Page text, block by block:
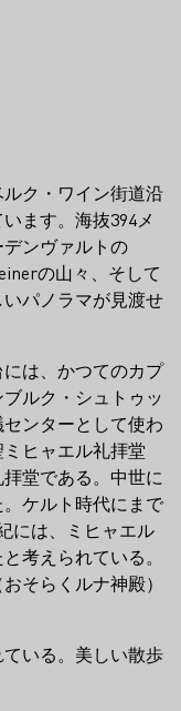
ク・ワイン街道沿
ます。海抜394メ
ンヴァルトの
の山々、そして
パノラマが見渡せ
は、かつてのカプ
ルク・シュトゥッ
ンターとして使わ
ヒャエル礼拝堂
堂である。中世に
ケルト時代にまで
には、ミヒャエル
考えられている。
そらくルナ神殿）
いる。美しい散歩